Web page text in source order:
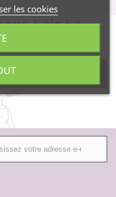
Loic Le
les cookies